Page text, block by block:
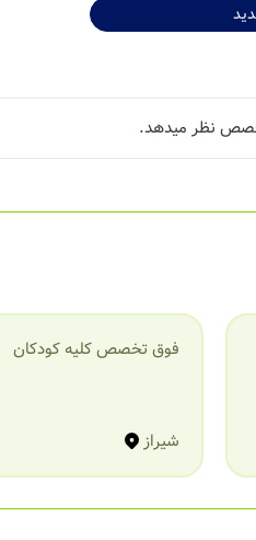
نظر میدهد.
فوق تخصص کلیه کودکان
شیراز